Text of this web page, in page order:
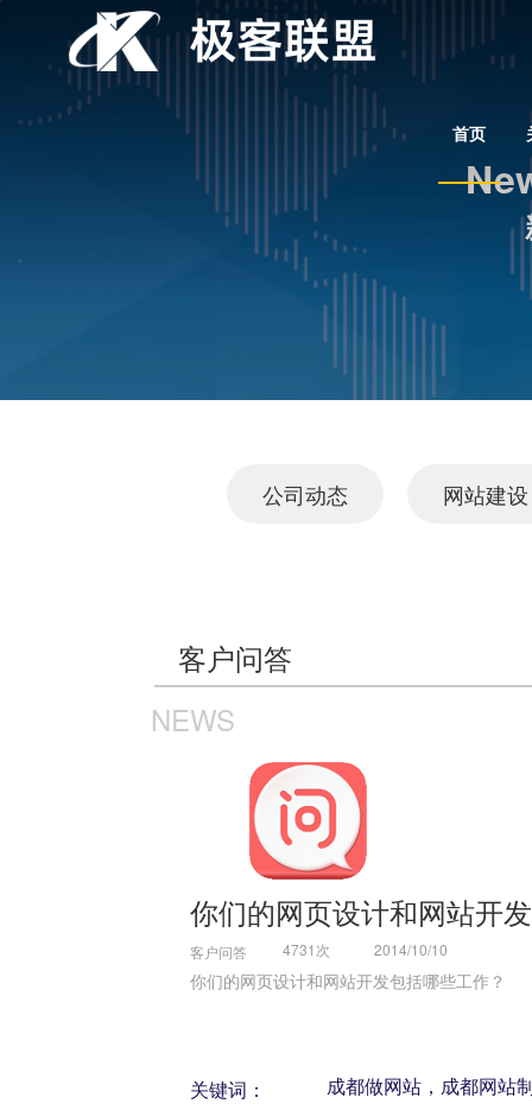
首页
公司动态 网站建设
客户问答
NEWS
你们的网页设计和网站开
客户问答 4731次 2014/10/10
你们的网页设计和网站开发包括哪些工作？
关键词：
成都做网站，成都网站